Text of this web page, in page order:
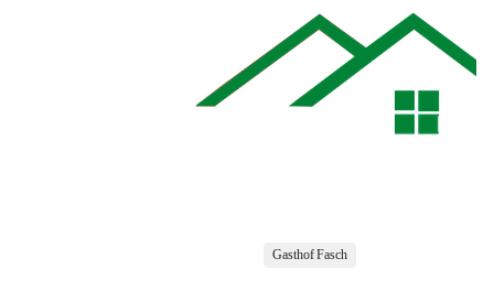
Gasthof Fasch